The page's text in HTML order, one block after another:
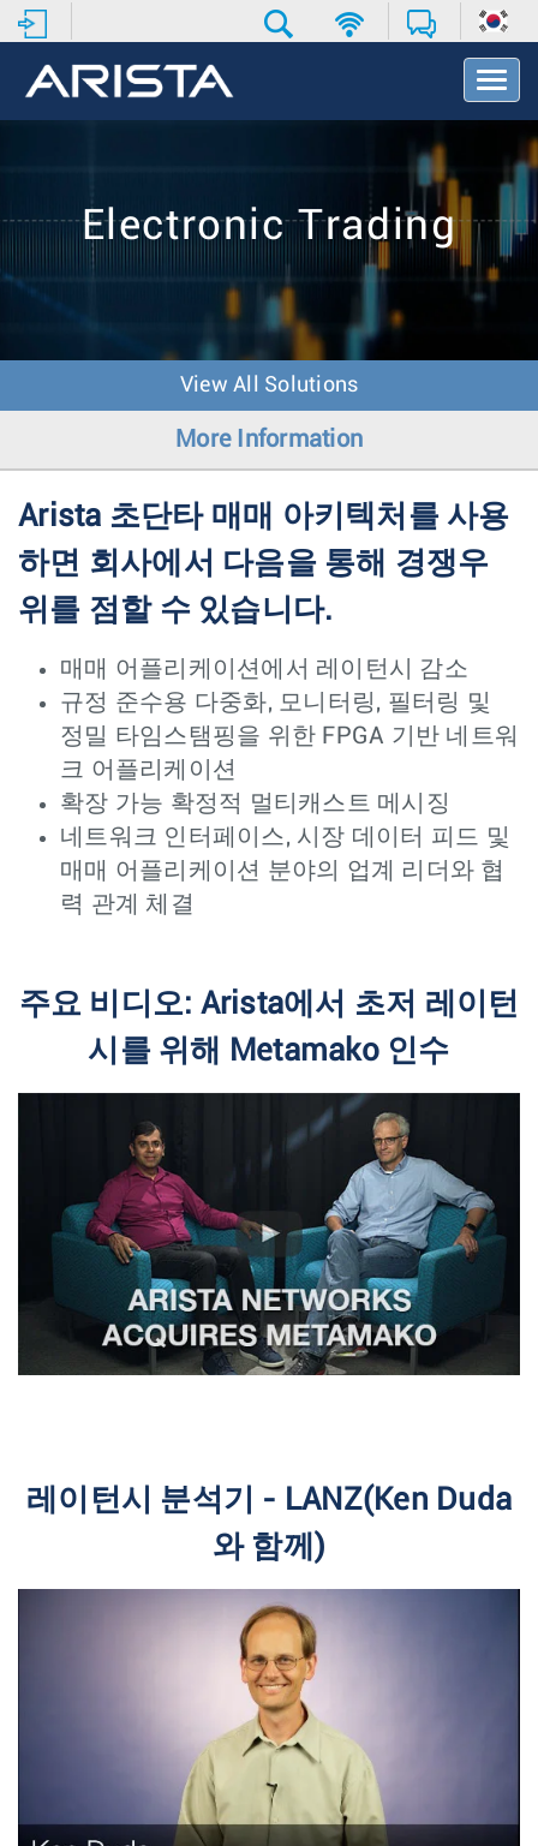
T
o
N
a
v
o
Electronic Trading
View All Solutions
More Information
Arista 초단타 매매 아키텍처를 사용
하면 회사에서 다음을 통해 경쟁우
위를 점할 수 있습니다.
매매 어플리케이션에서 레이턴시 감소
규정 준수용 다중화, 모니터링, 필터링 및
정밀 타임스탬핑을 위한 FPGA 기반 네트워
크 어플리케이션
확장 가능 확정적 멀티캐스트 메시징
네트워크 인터페이스, 시장 데이터 피드 및
매매 어플리케이션 분야의 업계 리더와 협
력 관계 체결
주요 비디오: Arista에서 초저 레이턴
시를 위해 Metamako 인수
레이턴시 분석기 - LANZ(Ken Duda
와 함께)